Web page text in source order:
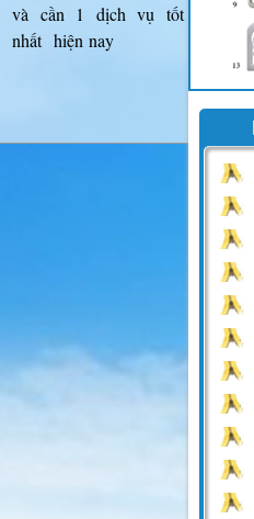
và cần 1 dịch vụ tốt
nhất hiện nay